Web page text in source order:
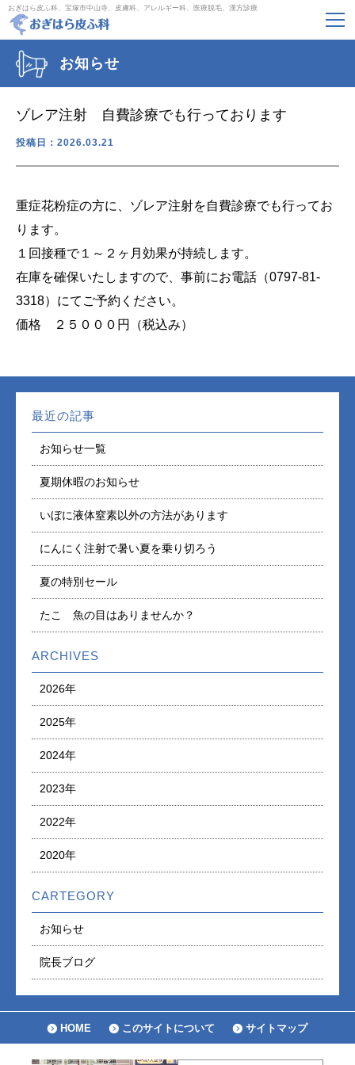
おぎはら皮ふ科、宝塚市中山寺、皮膚科、アレルギー科、医療脱毛、漢方診療
お知らせ
ゾレア注射 自費診療でも行っております
投稿日：2026.03.21
重症花粉症の方に、ゾレア注射を自費診療でも行ってお
ります。
１回接種で１～２ヶ月効果が持続します。
在庫を確保いたしますので、事前にお電話（0797-81-
3318）にてご予約ください。
価格 ２５０００円（税込み）
最近の記事
お知らせ一覧
夏期休暇のお知らせ
いぼに液体窒素以外の方法があります
にんにく注射で暑い夏を乗り切ろう
夏の特別セール
たこ 魚の目はありませんか？
ARCHIVES
2026年
2025年
2024年
2023年
2022年
2020年
CARTEGORY
お知らせ
院長ブログ
HOME このサイトについて サイトマップ